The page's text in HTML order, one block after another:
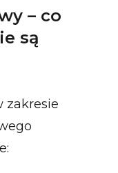
– co
są
zakresie